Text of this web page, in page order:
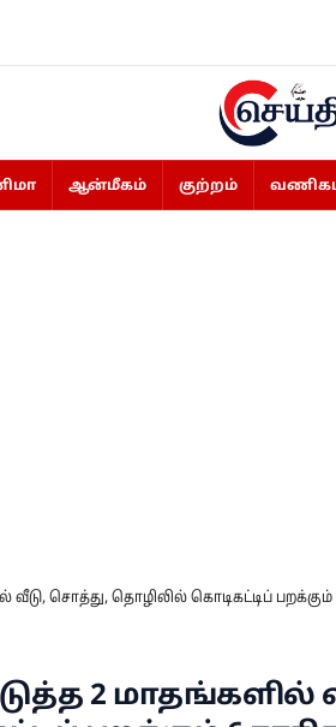
ஆன்மீகம் குற்றம்
சொத்து, தொழிலில் கொடிகட்டிப் பறக்கும்
2 மாதங்களில்